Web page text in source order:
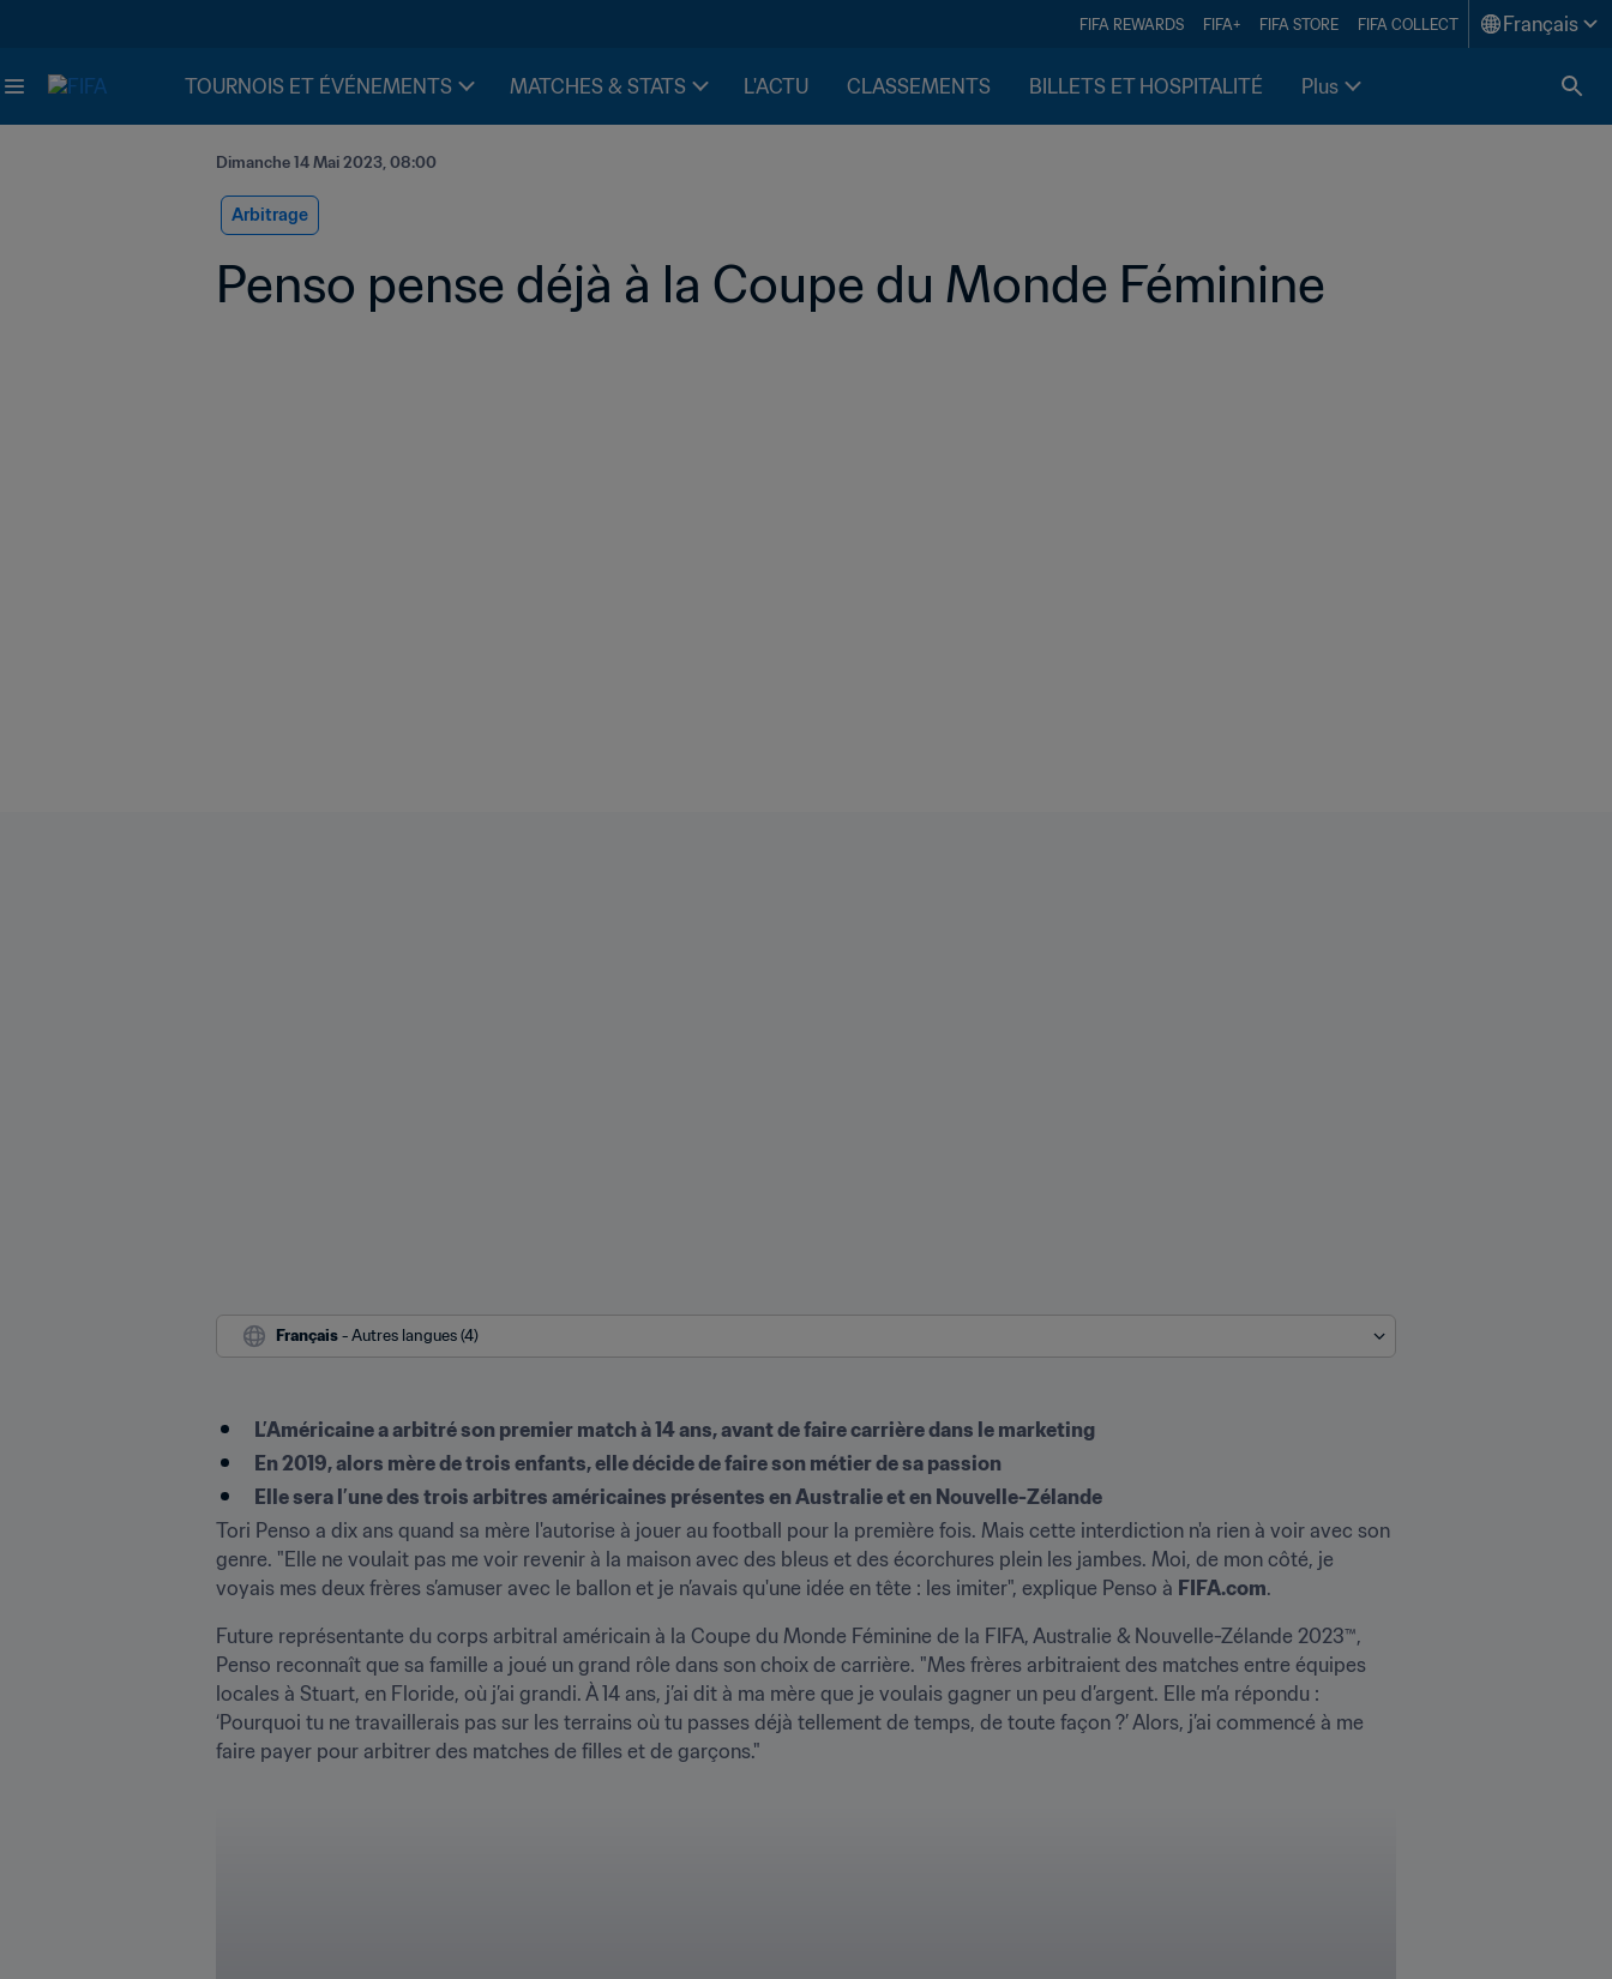
FIFA REWARDS FIFA+ FIFA STORE FIFA COLLECT Français
TOURNOIS ET ÉVÉNEMENTS MATCHES & STATS L'ACTU CLASSEMENTS BILLETS ET HOSPITALITÉ Plus
Dimanche 14 Mai 2023, 08:00
Arbitrage
Penso pense déjà à la Coupe du Monde Féminine
Français - Autres langues (4)
L’Américaine a arbitré son premier match à 14 ans, avant de faire carrière dans le marketing
En 2019, alors mère de trois enfants, elle décide de faire son métier de sa passion
Elle sera l’une des trois arbitres américaines présentes en Australie et en Nouvelle-Zélande
Tori Penso a dix ans quand sa mère l'autorise à jouer au football pour la première fois. Mais cette interdiction n'a rien à voir avec son
genre. "Elle ne voulait pas me voir revenir à la maison avec des bleus et des écorchures plein les jambes. Moi, de mon côté, je
voyais mes deux frères s’amuser avec le ballon et je n’avais qu'une idée en tête : les imiter", explique Penso à FIFA.com.
Future représentante du corps arbitral américain à la Coupe du Monde Féminine de la FIFA, Australie & Nouvelle-Zélande 2023™,
Penso reconnaît que sa famille a joué un grand rôle dans son choix de carrière. "Mes frères arbitraient des matches entre équipes
locales à Stuart, en Floride, où j’ai grandi. À 14 ans, j’ai dit à ma mère que je voulais gagner un peu d’argent. Elle m’a répondu :
‘Pourquoi tu ne travaillerais pas sur les terrains où tu passes déjà tellement de temps, de toute façon ?’ Alors, j’ai commencé à me
faire payer pour arbitrer des matches de filles et de garçons."